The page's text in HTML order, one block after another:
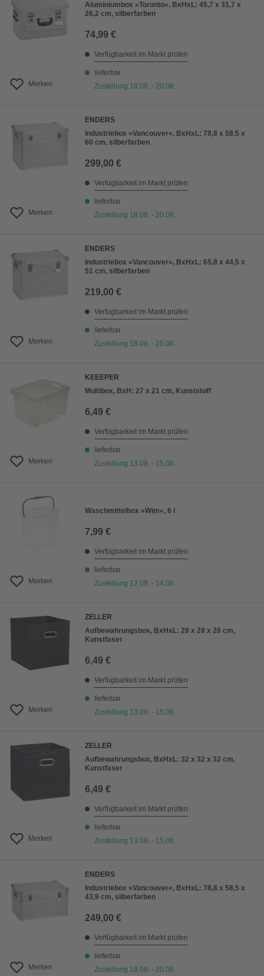
Merken
Aluminiumbox »Toronto«, BxHxL: 45,7 x 31,7 x
26,2 cm, silberfarben
74,99 €
Verfügbarkeit im Markt prüfen
lieferbar
Zustellung 18.08. - 20.08.
Merken
ENDERS
Industriebox »Vancouver«, BxHxL: 78,8 x 58,5 x
60 cm, silberfarben
299,00 €
Verfügbarkeit im Markt prüfen
lieferbar
Zustellung 18.08. - 20.08.
Merken
ENDERS
Industriebox »Vancouver«, BxHxL: 65,8 x 44,5 x
51 cm, silberfarben
219,00 €
Verfügbarkeit im Markt prüfen
lieferbar
Zustellung 18.08. - 20.08.
Merken
KEEEPER
Multibox, BxH: 27 x 21 cm, Kunststoff
6,49 €
Verfügbarkeit im Markt prüfen
lieferbar
Zustellung 13.08. - 15.08.
Merken
Waschmittelbox »Wim«, 6 l
7,99 €
Verfügbarkeit im Markt prüfen
lieferbar
Zustellung 12.08. - 14.08.
Merken
ZELLER
Aufbewahrungsbox, BxHxL: 28 x 28 x 28 cm,
Kunstfaser
6,49 €
Verfügbarkeit im Markt prüfen
lieferbar
Zustellung 13.08. - 15.08.
Merken
ZELLER
Aufbewahrungsbox, BxHxL: 32 x 32 x 32 cm,
Kunstfaser
6,49 €
Verfügbarkeit im Markt prüfen
lieferbar
Zustellung 13.08. - 15.08.
Merken
ENDERS
Industriebox »Vancouver«, BxHxL: 78,8 x 58,5 x
43,9 cm, silberfarben
249,00 €
Verfügbarkeit im Markt prüfen
lieferbar
Zustellung 18.08. - 20.08.